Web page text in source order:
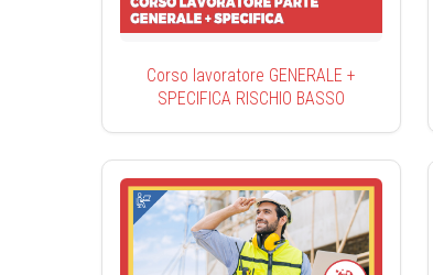
Corso lavoratore GENERALE +
SPECIFICA RISCHIO BASSO